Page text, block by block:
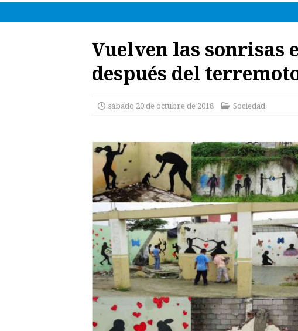
Vuelven las sonrisas
después del
sábado 20 de octubre de 2018 Sociedad